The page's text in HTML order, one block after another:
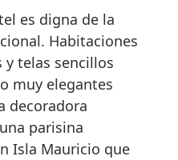
es digna de la
Habitaciones
y telas sencillos
muy elegantes
decoradora
una parisina
Isla Mauricio que